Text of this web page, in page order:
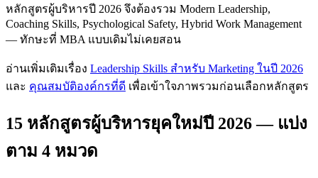
หลักสูตรผู้บริหารปี 2026 จึงต้องรวม Modern Leadership,
Coaching Skills, Psychological Safety, Hybrid Work Management
— ทักษะที่ MBA แบบเดิมไม่เคยสอน
อ่านเพิ่มเติมเรื่อง Leadership Skills สำหรับ Marketing ในปี 2026
และ คุณสมบัติองค์กรที่ดี เพื่อเข้าใจภาพรวมก่อนเลือกหลักสูตร
15 หลักสูตรผู้บริหารยุคใหม่ปี 2026 — แบ่ง
ตาม 4 หมวด